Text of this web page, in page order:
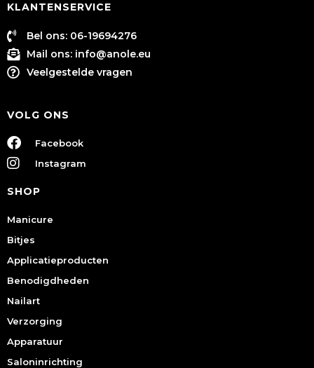
KLANTENSERVICE
Bel ons: 06-19694276
Mail ons: info@anole.eu
Veelgestelde vragen
VOLG ONS
Facebook
Instagram
SHOP
Manicure
Bitjes
Applicatieproducten
Benodigdheden
Nailart
Verzorging
Apparatuur
Saloninrichting